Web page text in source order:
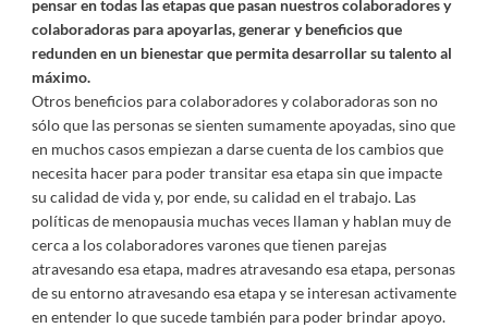
pensar en todas las etapas que pasan nuestros colaboradores y
colaboradoras para apoyarlas, generar y beneficios que
redunden en un bienestar que permita desarrollar su talento al
máximo.
Otros beneficios para colaboradores y colaboradoras son no
sólo que las personas se sienten sumamente apoyadas, sino que
en muchos casos empiezan a darse cuenta de los cambios que
necesita hacer para poder transitar esa etapa sin que impacte
su calidad de vida y, por ende, su calidad en el trabajo. Las
políticas de menopausia muchas veces llaman y hablan muy de
cerca a los colaboradores varones que tienen parejas
atravesando esa etapa, madres atravesando esa etapa, personas
de su entorno atravesando esa etapa y se interesan activamente
en entender lo que sucede también para poder brindar apoyo.